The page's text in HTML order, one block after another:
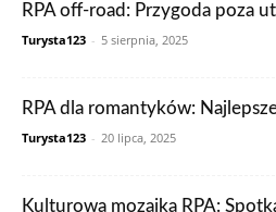
RPA off-road: Przygoda poza
Turysta123 - 5 sierpnia, 2025
RPA dla romantyków:
Turysta123 - 20 lipca, 2025
Kulturowa mozaika RPA: